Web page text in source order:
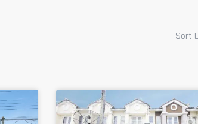
Sort